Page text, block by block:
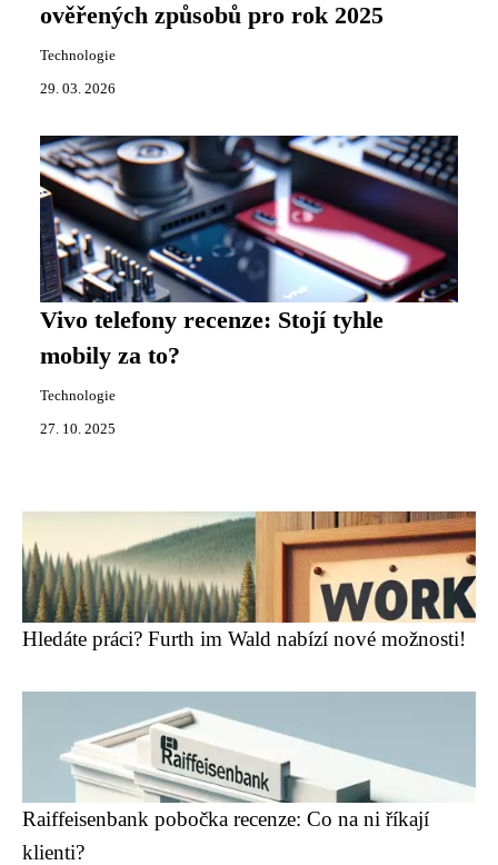
ověřených způsobů pro rok 2025
Technologie
29. 03. 2026
Vivo telefony recenze: Stojí tyhle
mobily za to?
Technologie
27. 10. 2025
Hledáte práci? Furth im Wald nabízí nové možnosti!
Raiffeisenbank pobočka recenze: Co na ni říkají
klienti?